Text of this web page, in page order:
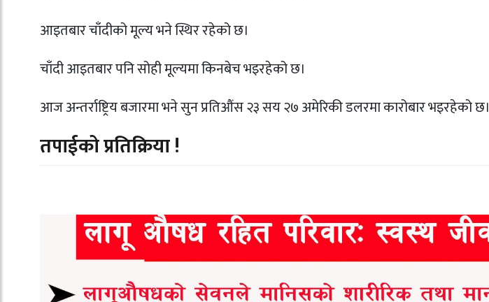
आइतबार चाँदीको मूल्य भने स्थिर रहेको छ।
चाँदी आइतबार पनि सोही मूल्यमा किनबेच भइरहेको छ।
आज अन्तर्राष्ट्रिय बजारमा भने सुन प्रतिऔंस २३ सय २७ अमेरिकी डलरमा कारोबार भइरहेको छ।
तपाईको प्रतिक्रिया !